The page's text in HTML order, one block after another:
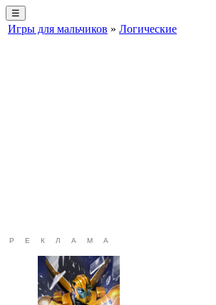
☰
Игры для мальчиков » Логические
РЕКЛАМА